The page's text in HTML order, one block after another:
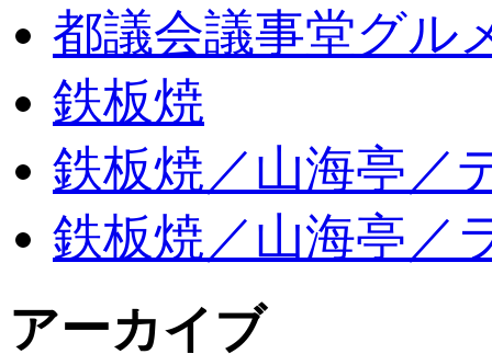
都議会議事堂グル
鉄板焼
鉄板焼／山海亭／
鉄板焼／山海亭／
アーカイブ